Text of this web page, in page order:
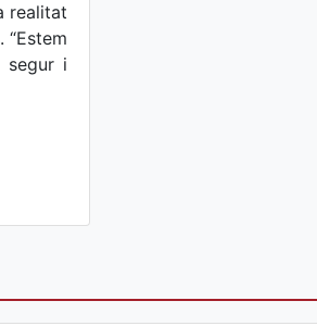
realitat
“Estem
segur i